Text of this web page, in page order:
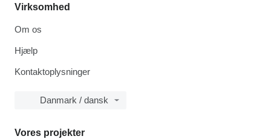
Virksomhed
Om os
Hjælp
Kontaktoplysninger
Danmark / dansk
Vores projekter